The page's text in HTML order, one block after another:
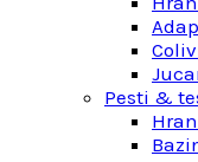
Pesti &